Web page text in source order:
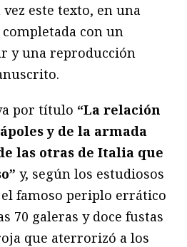
este texto, en una
con un
y una reproducción
por título “La relación
y de la armada
las otras de Italia que
y, según los estudiosos
el famoso periplo errático
70 galeras y doce fustas
que aterrorizó a los